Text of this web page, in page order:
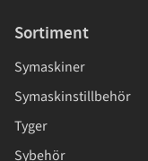
Sortiment
Symaskiner
Symaskinstillbehör
Tyger
Sybehör